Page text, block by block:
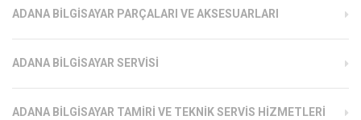
ADANA BILGISAYAR PARÇALARI VE AKSESUARLARI
ADANA BILGISAYAR SERVISI
ADANA BILGISAYAR TAMIRI VE TEKNIK SERVIS HIZMETLERI